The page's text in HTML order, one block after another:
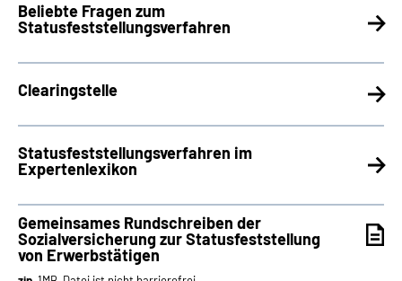
Beliebte Fragen zum
Statusfeststellungsverfahren
Clearingstelle
Statusfeststellungsverfahren im
Expertenlexikon
Gemeinsames Rundschreiben der
Sozialversicherung zur Statusfeststellung
von Erwerbstätigen